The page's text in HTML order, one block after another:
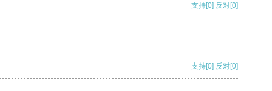
支持[0] 反对[0]
支持[0] 反对[0]